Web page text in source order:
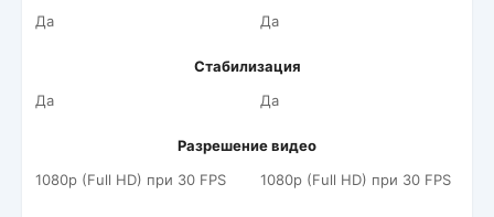
Да
Да
Стабилизация
Да
Да
Разрешение видео
1080p (Full HD) при 30 FPS
1080p (Full HD) при 30 FPS